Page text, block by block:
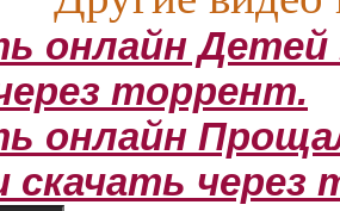
онлайн Детей
торрент.
онлайн
скачать через